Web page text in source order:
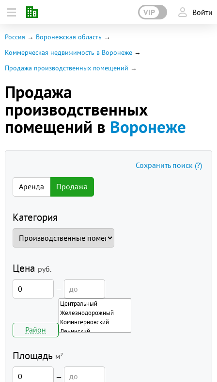
VIP Войти
Россия
Воронежская область
Коммерческая недвижимость в Воронеже
Продажа производственных помещений
Продажа
производственных
помещений в Воронеже
Аренда Продажа
Категория
Цена руб.
—
Район
Площадь м²
—
Сохранить поиск (?)